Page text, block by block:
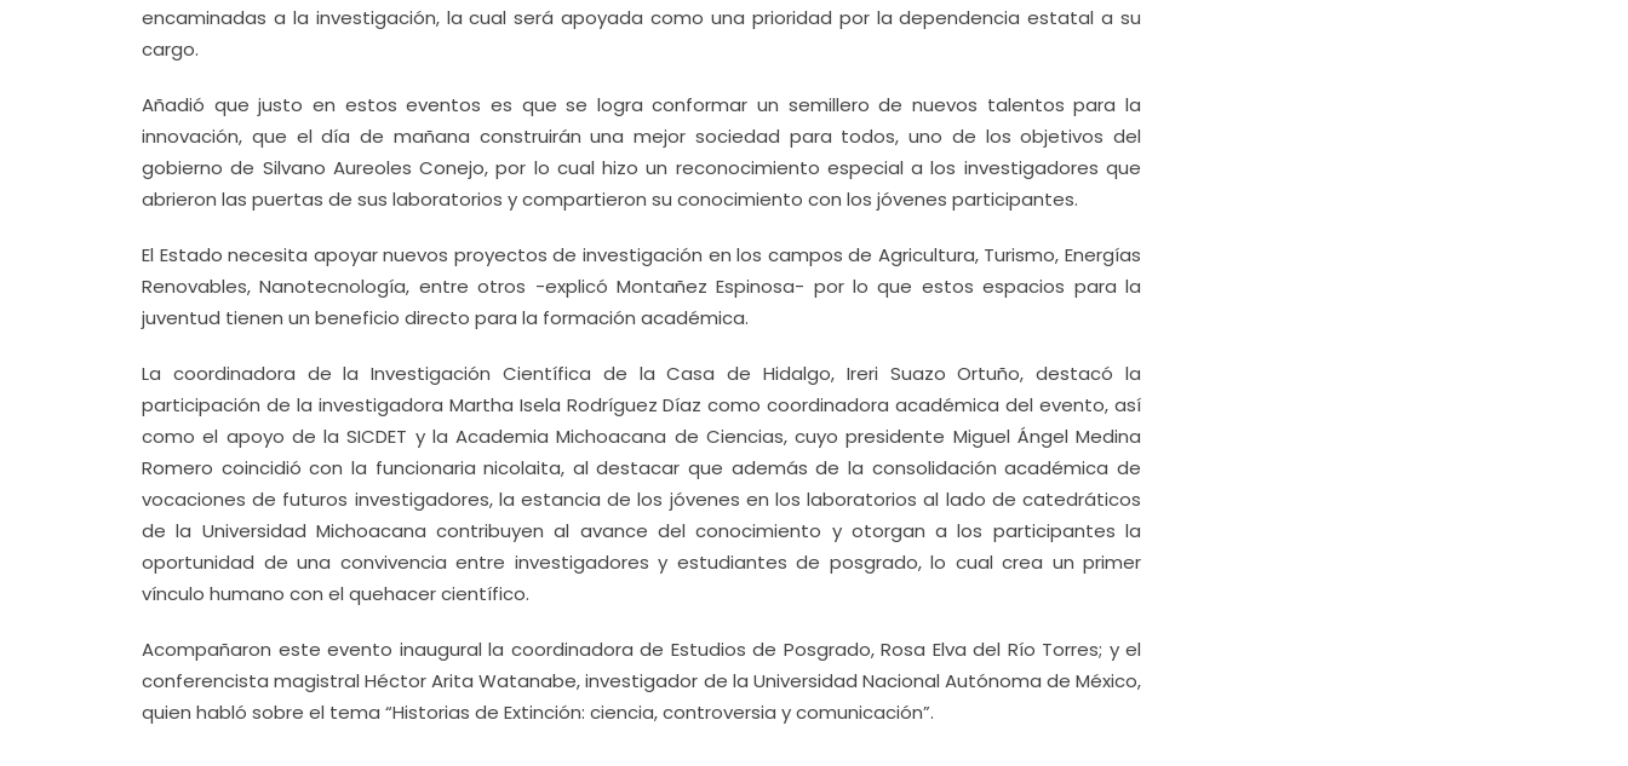
encaminadas a la investigación, la cual será apoyada como una prioridad por la dependencia estatal a su
cargo.
Añadió que justo en estos eventos es que se logra conformar un semillero de nuevos talentos para la
innovación, que el día de mañana construirán una mejor sociedad para todos, uno de los objetivos del
gobierno de Silvano Aureoles Conejo, por lo cual hizo un reconocimiento especial a los investigadores que
abrieron las puertas de sus laboratorios y compartieron su conocimiento con los jóvenes participantes.
El Estado necesita apoyar nuevos proyectos de investigación en los campos de Agricultura, Turismo, Energías
Renovables, Nanotecnología, entre otros -explicó Montañez Espinosa- por lo que estos espacios para la
juventud tienen un beneficio directo para la formación académica.
La coordinadora de la Investigación Científica de la Casa de Hidalgo, Ireri Suazo Ortuño, destacó la
participación de la investigadora Martha Isela Rodríguez Díaz como coordinadora académica del evento, así
como el apoyo de la SICDET y la Academia Michoacana de Ciencias, cuyo presidente Miguel Ángel Medina
Romero coincidió con la funcionaria nicolaita, al destacar que además de la consolidación académica de
vocaciones de futuros investigadores, la estancia de los jóvenes en los laboratorios al lado de catedráticos
de la Universidad Michoacana contribuyen al avance del conocimiento y otorgan a los participantes la
oportunidad de una convivencia entre investigadores y estudiantes de posgrado, lo cual crea un primer
vínculo humano con el quehacer científico.
Acompañaron este evento inaugural la coordinadora de Estudios de Posgrado, Rosa Elva del Río Torres; y el
conferencista magistral Héctor Arita Watanabe, investigador de la Universidad Nacional Autónoma de México,
quien habló sobre el tema “Historias de Extinción: ciencia, controversia y comunicación”.